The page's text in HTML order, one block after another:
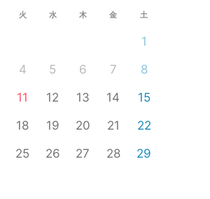
火 水 木 金 土
1
4 5 6 7
8
11 12 13 14
15
18 19 20 21
22
25 26 27 28
29